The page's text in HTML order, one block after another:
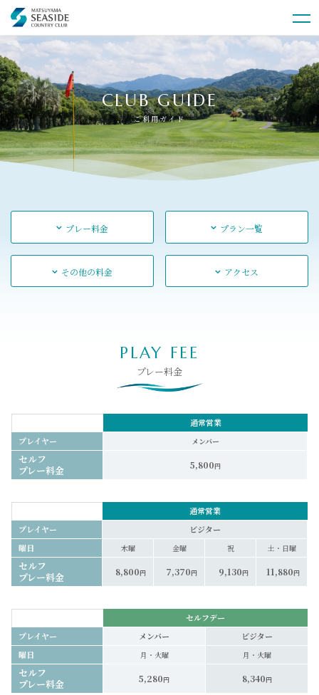
CLUB GUIDE
ご利用ガイド
プレー料金 プラン一覧
その他の料金 アクセス
PLAY FEE
プレー料金
通常営業
プレイヤー
メンバー
セルフ
プレー料金
5,800円
通常営業
プレイヤー
ビジター
曜日
木曜 金曜 祝 土・日曜
セルフ
プレー料金
8,800円 7,370円 9,130円 11,880円
セルフデー
プレイヤー
メンバー
ビジター
曜日
月・火曜 月・火曜
セルフ
プレー料金
5,280円 8,340円